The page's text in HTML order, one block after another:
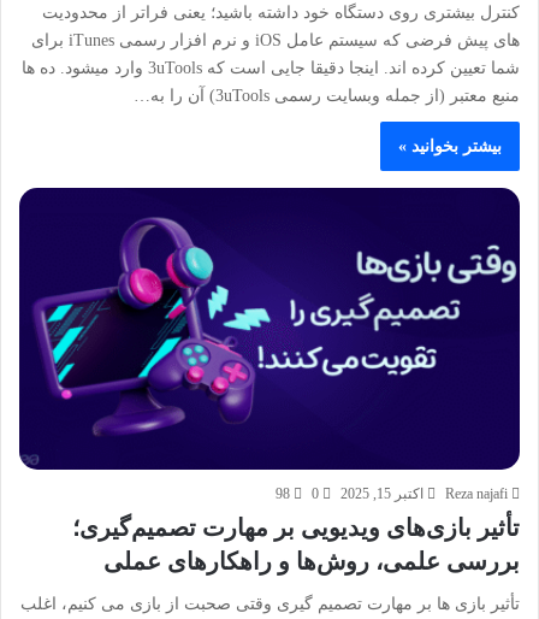
کنترل بیشتری روی دستگاه خود داشته باشید؛ یعنی فراتر از محدودیت
های پیش فرضی که سیستم عامل iOS و نرم افزار رسمی iTunes برای
شما تعیین کرده اند. اینجا دقیقا جایی است که 3uTools وارد میشود. ده ها
منبع معتبر (از جمله وبسایت رسمی 3uTools) آن را به…
بیشتر بخوانید »
Reza najafi اکتبر 15, 2025 0
98
تأثیر بازی‌های ویدیویی بر مهارت تصمیم‌گیری؛
بررسی علمی، روش‌ها و راهکارهای عملی
تأثیر بازی‌ ها بر مهارت تصمیم‌ گیری وقتی صحبت از بازی می کنیم، اغلب